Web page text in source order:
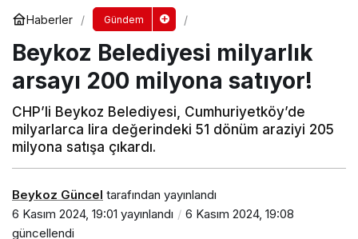
Haberler Gündem
Beykoz Belediyesi milyarlık
arsayı 200 milyona satıyor!
CHP’li Beykoz Belediyesi, Cumhuriyetköy’de
milyarlarca lira değerindeki 51 dönüm araziyi 205
milyona satışa çıkardı.
Beykoz Güncel tarafından yayınlandı
6 Kasım 2024, 19:01 yayınlandı
6 Kasım 2024, 19:08
güncellendi